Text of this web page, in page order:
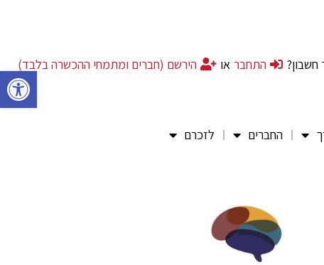
פתח חשבון? התחבר או הירשם (חברים ומתמחי ההכשרה בלבד)
החברים לזכרם